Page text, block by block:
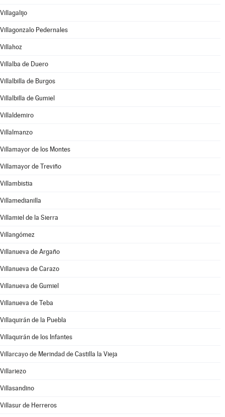
Villagalijo
Villagonzalo Pedernales
Villahoz
Villalba de Duero
Villalbilla de Burgos
Villalbilla de Gumiel
Villaldemiro
Villalmanzo
Villamayor de los Montes
Villamayor de Treviño
Villambistia
Villamedianilla
Villamiel de la Sierra
Villangómez
Villanueva de Argaño
Villanueva de Carazo
Villanueva de Gumiel
Villanueva de Teba
Villaquirán de la Puebla
Villaquirán de los Infantes
Villarcayo de Merindad de Castilla la Vieja
Villariezo
Villasandino
Villasur de Herreros